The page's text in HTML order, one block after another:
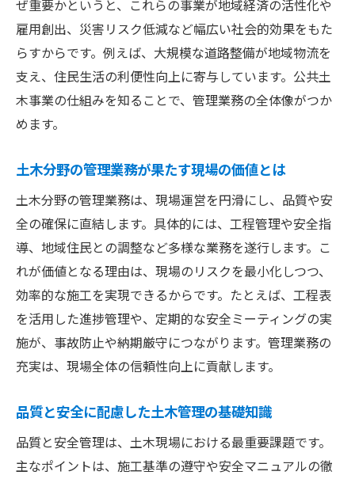
土木分野の施工管理技士に必要な資格と知
識
土木現場における的確な判断力の磨き方
施工管理技士が身につけたい工程管理ノウ
工程表作成例で学ぶ土木現場の管理術
土木工事の工程表作成例から学ぶ管理のコ
ツ
現場で使える土木工程表の実践的な作成手
順
土木現場で重視すべき実施工程表の記入例
工程表作成がもたらす土木現場の効率化効
果
法
土木管理に役立つ工程表の活用ポイント
公共土木工事の標準仕様書活用術
ぜ重要かというと、これらの事業が地域経済の活性化や
雇用創出、災害リスク低減など幅広い社会的効果をもた
らすからです。例えば、大規模な道路整備が地域物流を
支え、住民生活の利便性向上に寄与しています。公共土
木事業の仕組みを知ることで、管理業務の全体像がつか
めます。
土木分野の管理業務が果たす現場の価値とは
土木分野の管理業務は、現場運営を円滑にし、品質や安
全の確保に直結します。具体的には、工程管理や安全指
導、地域住民との調整など多様な業務を遂行します。こ
れが価値となる理由は、現場のリスクを最小化しつつ、
効率的な施工を実現できるからです。たとえば、工程表
を活用した進捗管理や、定期的な安全ミーティングの実
施が、事故防止や納期厳守につながります。管理業務の
充実は、現場全体の信頼性向上に貢献します。
品質と安全に配慮した土木管理の基礎知識
品質と安全管理は、土木現場における最重要課題です。
主なポイントは、施工基準の遵守や安全マニュアルの徹